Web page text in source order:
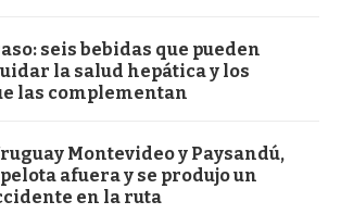
seis bebidas que pueden
la salud hepática y los
las complementan
Montevideo y Paysandú,
afuera y se produjo un
en la ruta